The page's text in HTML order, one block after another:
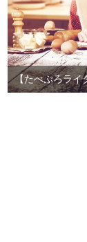
【たべぷろライ